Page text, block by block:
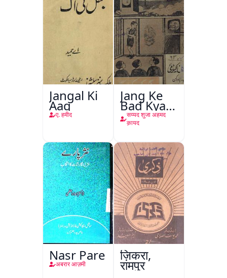
Jangal Ki
Aag
ए. हमीद
Jang Ke
Bad Kya
Hoga
सय्यद शुजा अहमद
क़ायद
Nasr Pare
अबरार आज़मी
ज़िकरा,
रामपुर